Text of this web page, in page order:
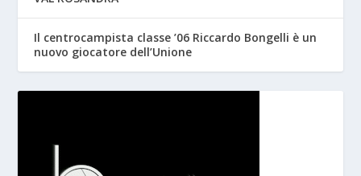
Il centrocampista classe ’06 Riccardo Bongelli è un
nuovo giocatore dell’Unione